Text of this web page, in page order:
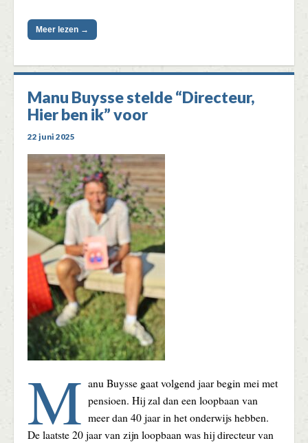
Meer lezen →
Manu Buysse stelde “Directeur,
Hier ben ik” voor
22 juni 2025
M anu Buysse gaat volgend jaar begin mei met
pensioen. Hij zal dan een loopbaan van
meer dan 40 jaar in het onderwijs hebben.
De laatste 20 jaar van zijn loopbaan was hij directeur van